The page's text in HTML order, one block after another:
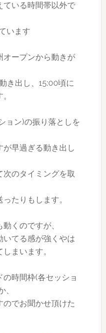
ている時間帯以外で
います
オープンから動きが
き出し、15:00頃に
ョン)の振り落としを
早過ぎる動き出し
のタイミングを取
たりもします。
くのですが、
いてる感が強くやは
まいます。
時間枠(各セッショ
、
でお聞かせ頂けた